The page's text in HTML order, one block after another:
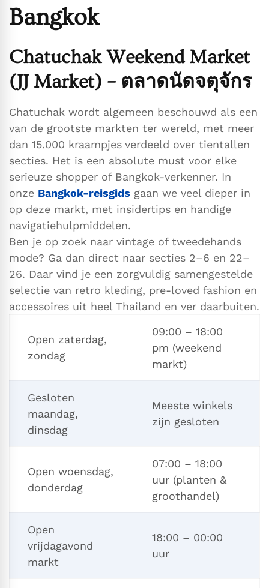
Bangkok
Chatuchak Weekend Market
(JJ Market) – ตลาดนัดจตุจักร
Chatuchak wordt algemeen beschouwd als een
van de grootste markten ter wereld, met meer
dan 15.000 kraampjes verdeeld over tientallen
secties. Het is een absolute must voor elke
serieuze shopper of Bangkok-verkenner. In
onze Bangkok-reisgids gaan we veel dieper in
op deze markt, met insidertips en handige
navigatiehulpmiddelen.
Ben je op zoek naar vintage of tweedehands
mode? Ga dan direct naar secties 2–6 en 22–
26. Daar vind je een zorgvuldig samengestelde
selectie van retro kleding, pre-loved fashion en
accessoires uit heel Thailand en ver daarbuiten.
Open zaterdag,
zondag
09:00 – 18:00
pm (weekend
markt)
Gesloten
maandag,
dinsdag
Meeste winkels
zijn gesloten
Open woensdag,
donderdag
07:00 – 18:00
uur (planten &
groothandel)
Open
vrijdagavond
markt
18:00 – 00:00
uur